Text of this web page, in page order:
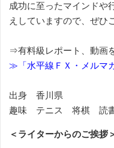
成功に至ったマインドや
えしていますので、ぜひ
⇒有料級レポート、動画
≫「水平線ＦＸ・メルマ
出身 香川県
趣味 テニス 将棋 読書
＜ライターからのご挨拶